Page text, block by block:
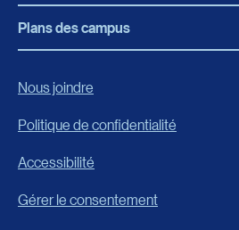
Bibliothèque
Boutique en ligne
Carrières
Événements
Fondation de l’UQAR
Programmes, formations et admission
Plans des campus
Nous joindre
Politique de confidentialité
Accessibilité
Gérer le consentement